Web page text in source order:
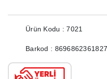
Ürün Kodu : 7021
Barkod : 8696862361827